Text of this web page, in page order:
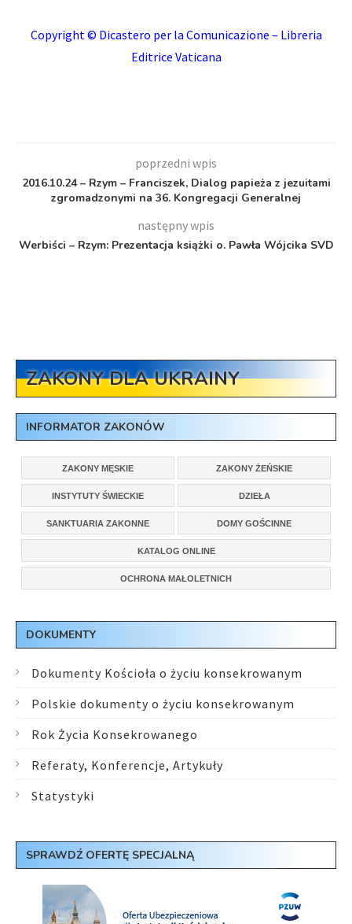
Copyright © Dicastero per la Comunicazione – Libreria
Editrice Vaticana
poprzedni wpis
2016.10.24 – Rzym – Franciszek, Dialog papieża z jezuitami
zgromadzonymi na 36. Kongregacji Generalnej
następny wpis
Werbiści – Rzym: Prezentacja książki o. Pawła Wójcika SVD
ZAKONY DLA UKRAINY
INFORMATOR ZAKONÓW
ZAKONY MĘSKIE ZAKONY ŻEŃSKIE
INSTYTUTY ŚWIECKIE DZIEŁA
SANKTUARIA ZAKONNE DOMY GOŚCINNE
KATALOG ONLINE
OCHRONA MAŁOLETNICH
DOKUMENTY
Dokumenty Kościoła o życiu konsekrowanym
Polskie dokumenty o życiu konsekrowanym
Rok Życia Konsekrowanego
Referaty, Konferencje, Artykuły
Statystyki
SPRAWDŹ OFERTĘ SPECJALNĄ